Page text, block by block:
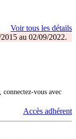
Voir tous les détails
au 02/09/2022.
vous avec
Accès adhérent